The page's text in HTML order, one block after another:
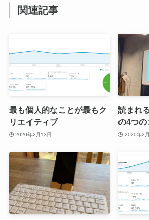
関連記事
最も個人的なことが最もク
リエイティブ
2020年2月13日
読まれ
の4つの
2020年2